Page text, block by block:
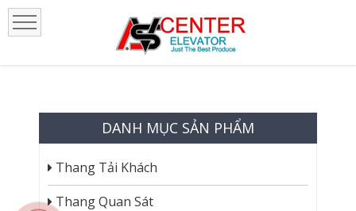
DANH MỤC SẢN PHẨM
Thang Tải Khách
Thang Quan Sát